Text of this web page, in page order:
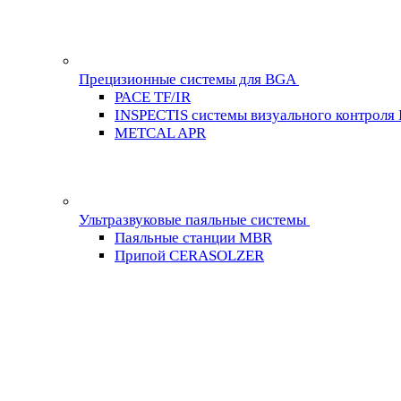
Прецизионные системы для BGA
PACE TF/IR
INSPECTIS системы визуального контроля
METCAL APR
Ультразвуковые паяльные системы
Паяльные станции MBR
Припой CERASOLZER